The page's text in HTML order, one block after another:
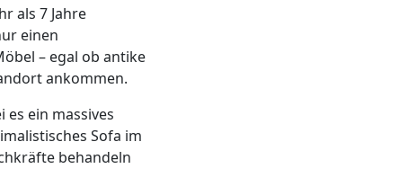
als 7 Jahre
einen
– egal ob antike
ankommen.
es ein massives
Sofa im
behandeln